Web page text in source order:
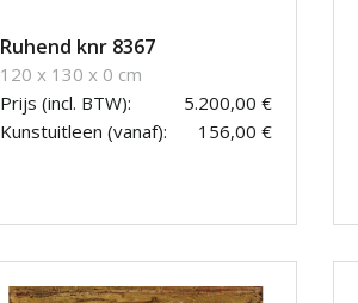
Ruhend knr 8367
120 x 130 x 0 cm
Prijs (incl. BTW):
5.200,00 €
Kunstuitleen (vanaf):
156,00 €